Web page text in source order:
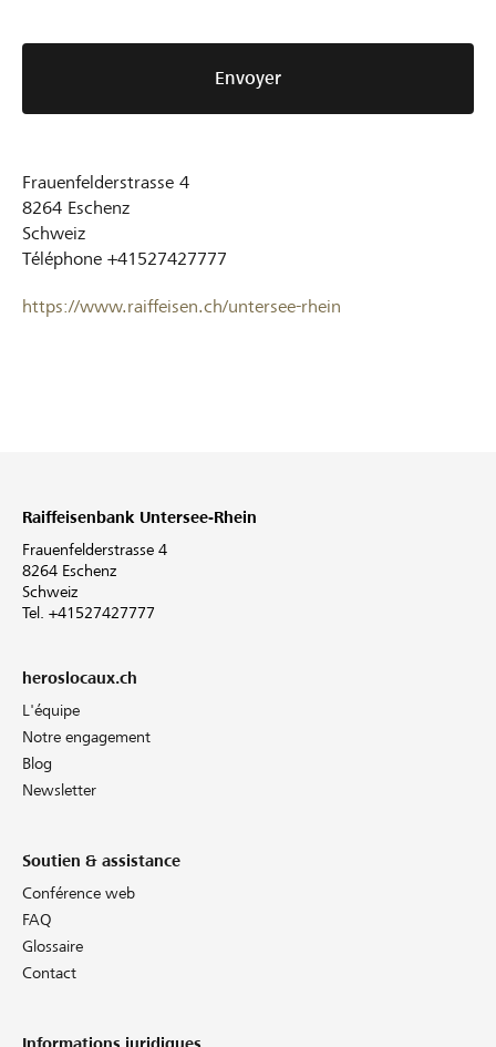
Envoyer
Frauenfelderstrasse 4
8264 Eschenz
Schweiz
Téléphone +41527427777
https://www.raiffeisen.ch/untersee-rhein
Raiffeisenbank Untersee-Rhein
Frauenfelderstrasse 4
8264 Eschenz
Schweiz
Tel. +41527427777
heroslocaux.ch
L'équipe
Notre engagement
Blog
Newsletter
Soutien & assistance
Conférence web
FAQ
Glossaire
Contact
Informations juridiques